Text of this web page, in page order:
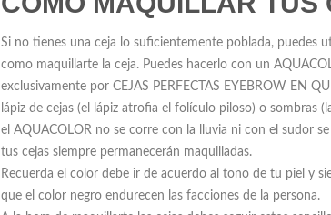
Si no tienes una ceja lo suficientemente poblada, puedes
como maquillarte la ceja. Puedes hacerlo con un
exclusivamente por CEJAS PERFECTAS EYEBROW EN
lápiz de cejas (el lápiz atrofia el folículo piloso) o sombras
el AQUACOLOR no se corre con la lluvia ni con el sudor
tus cejas siempre permanecerán maquilladas.
Recuerda el color debe ir de acuerdo al tono de tu piel y
que el color negro endurecen las facciones de la persona.